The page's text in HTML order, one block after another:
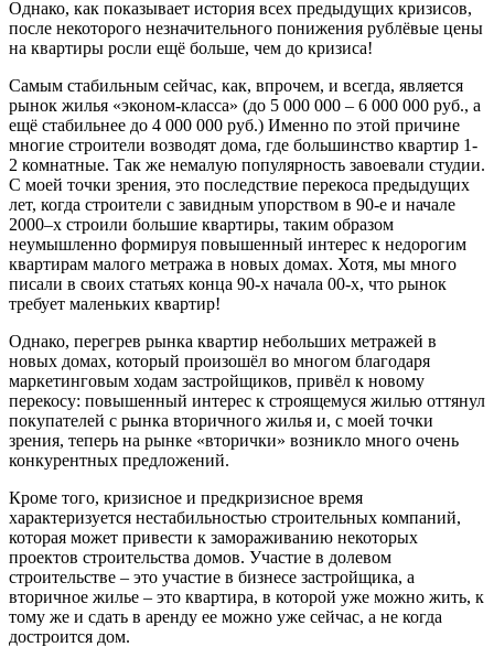
Однако, как показывает история всех предыдущих кризисов,
после некоторого незначительного понижения рублёвые цены
на квартиры росли ещё больше, чем до кризиса!
Самым стабильным сейчас, как, впрочем, и всегда, является
рынок жилья «эконом-класса» (до 5 000 000 – 6 000 000 руб., а
ещё стабильнее до 4 000 000 руб.) Именно по этой причине
многие строители возводят дома, где большинство квартир 1-
2 комнатные. Так же немалую популярность завоевали студии.
С моей точки зрения, это последствие перекоса предыдущих
лет, когда строители с завидным упорством в 90-е и начале
2000–х строили большие квартиры, таким образом
неумышленно формируя повышенный интерес к недорогим
квартирам малого метража в новых домах. Хотя, мы много
писали в своих статьях конца 90-х начала 00-х, что рынок
требует маленьких квартир!
Однако, перегрев рынка квартир небольших метражей в
новых домах, который произошёл во многом благодаря
маркетинговым ходам застройщиков, привёл к новому
перекосу: повышенный интерес к строящемуся жилью оттянул
покупателей с рынка вторичного жилья и, с моей точки
зрения, теперь на рынке «вторички» возникло много очень
конкурентных предложений.
Кроме того, кризисное и предкризисное время
характеризуется нестабильностью строительных компаний,
которая может привести к замораживанию некоторых
проектов строительства домов. Участие в долевом
строительстве – это участие в бизнесе застройщика, а
вторичное жилье – это квартира, в которой уже можно жить, к
тому же и сдать в аренду ее можно уже сейчас, а не когда
достроится дом.